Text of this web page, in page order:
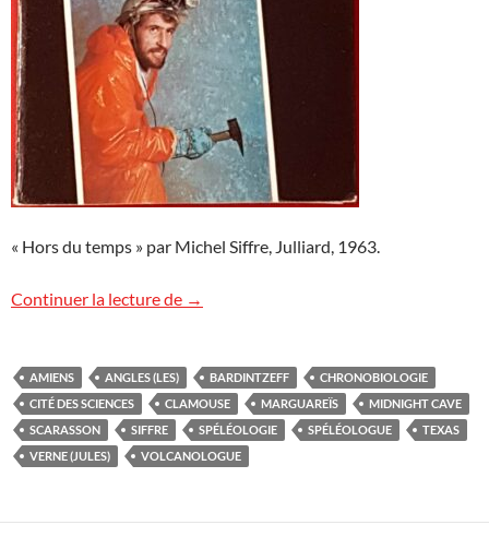
« Hors du temps » par Michel Siffre, Julliard, 1963.
Continuer la lecture de Michel Siffre, confiné volontaire
→
AMIENS ANGLES (LES) BARDINTZEFF
CHRONOBIOLOGIE
CITÉ DES SCIENCES
CLAMOUSE MARGUAREÏS
MIDNIGHT CAVE
SCARASSON
SIFFRE SPÉLÉOLOGIE SPÉLÉOLOGUE
TEXAS
VERNE (JULES)
VOLCANOLOGUE